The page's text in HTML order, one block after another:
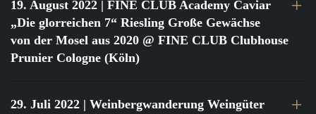
19. August 2022 | FINE CLUB Academy Caviar
„Die glorreichen 7“ Riesling Große Gewächse
von der Mosel aus 2020 @ FINE CLUB Clubhouse
Prunier Cologne (Köln)
29. Juli 2022 | Weinbergwanderung Weingüter